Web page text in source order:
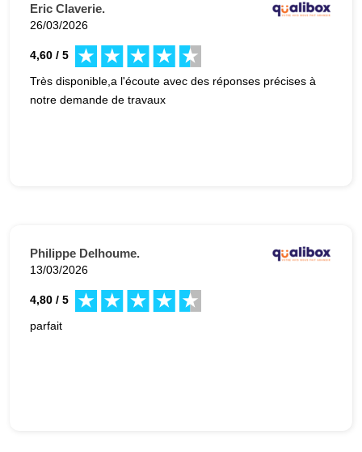
Eric Claverie.
26/03/2026
4,60 / 5
Très disponible,a l'écoute avec des réponses précises à
notre demande de travaux
Philippe Delhoume.
13/03/2026
4,80 / 5
parfait